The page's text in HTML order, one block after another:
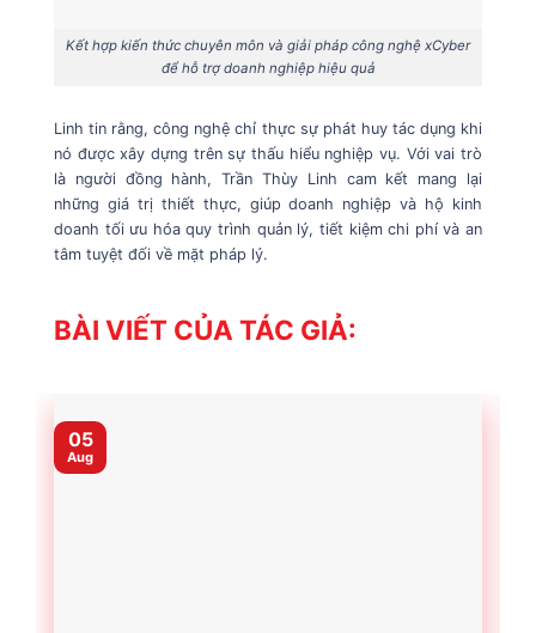
Kết hợp kiến thức chuyên môn và giải pháp công nghệ xCyber
để hỗ trợ doanh nghiệp hiệu quả
Linh tin rằng, công nghệ chỉ thực sự phát huy tác dụng khi
nó được xây dựng trên sự thấu hiểu nghiệp vụ. Với vai trò
là người đồng hành, Trần Thùy Linh cam kết mang lại
những giá trị thiết thực, giúp doanh nghiệp và hộ kinh
doanh tối ưu hóa quy trình quản lý, tiết kiệm chi phí và an
tâm tuyệt đối về mặt pháp lý.
BÀI VIẾT CỦA TÁC GIẢ:
05
Aug